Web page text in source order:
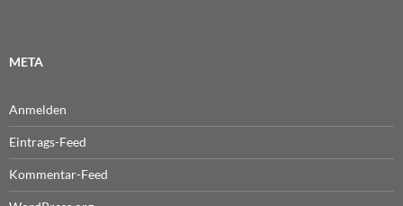
META
Anmelden
Eintrags-Feed
Kommentar-Feed